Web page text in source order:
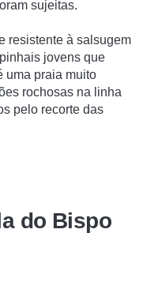
sujeitas.
resistente à salsugem
jovens que
uma praia muito
rochosas na linha
pelo recorte das
do Bispo